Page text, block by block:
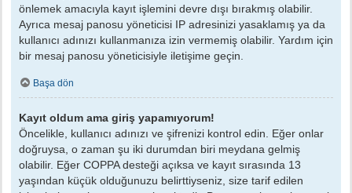
önlemek amacıyla kayıt işlemini devre dışı bırakmış olabilir.
Ayrıca mesaj panosu yöneticisi IP adresinizi yasaklamış ya da
kullanıcı adınızı kullanmanıza izin vermemiş olabilir. Yardım için
bir mesaj panosu yöneticisiyle iletişime geçin.
Başa dön
Kayıt oldum ama giriş yapamıyorum!
Öncelikle, kullanıcı adınızı ve şifrenizi kontrol edin. Eğer onlar
doğruysa, o zaman şu iki durumdan biri meydana gelmiş
olabilir. Eğer COPPA desteği açıksa ve kayıt sırasında 13
yaşından küçük olduğunuzu belirttiyseniz, size tarif edilen